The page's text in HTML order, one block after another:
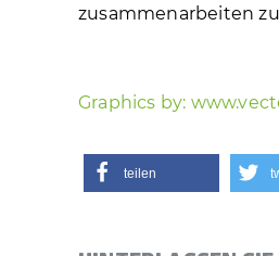
zusammenarbeiten
Graphics by:
teilen